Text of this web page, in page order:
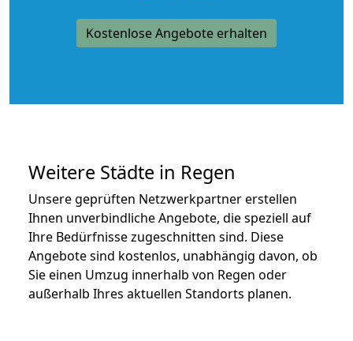
Kostenlose Angebote erhalten
Weitere Städte in Regen
Unsere geprüften Netzwerkpartner erstellen
Ihnen unverbindliche Angebote, die speziell auf
Ihre Bedürfnisse zugeschnitten sind. Diese
Angebote sind kostenlos, unabhängig davon, ob
Sie einen Umzug innerhalb von Regen oder
außerhalb Ihres aktuellen Standorts planen.